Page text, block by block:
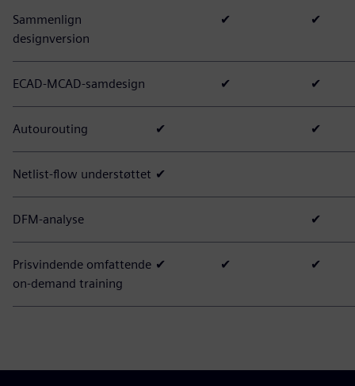
Sammenlign
designversion
✔ ✔
ECAD-MCAD-samdesign ✔ ✔
Autourouting ✔ ✔
Netlist-flow understøttet ✔
DFM-analyse ✔
Prisvindende omfattende
on-demand training
✔ ✔ ✔